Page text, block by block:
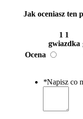
Jak oceniasz ten
1 1
gwiazdka
Ocena
*Napisz co